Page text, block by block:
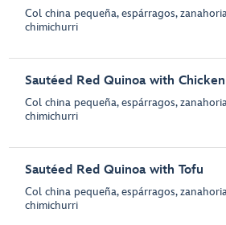
Col china pequeña, espárragos,
chimichurri
Sautéed Red Quinoa with Chicken
Col china pequeña, espárragos,
chimichurri
Sautéed Red Quinoa with Tofu
Col china pequeña, espárragos,
chimichurri